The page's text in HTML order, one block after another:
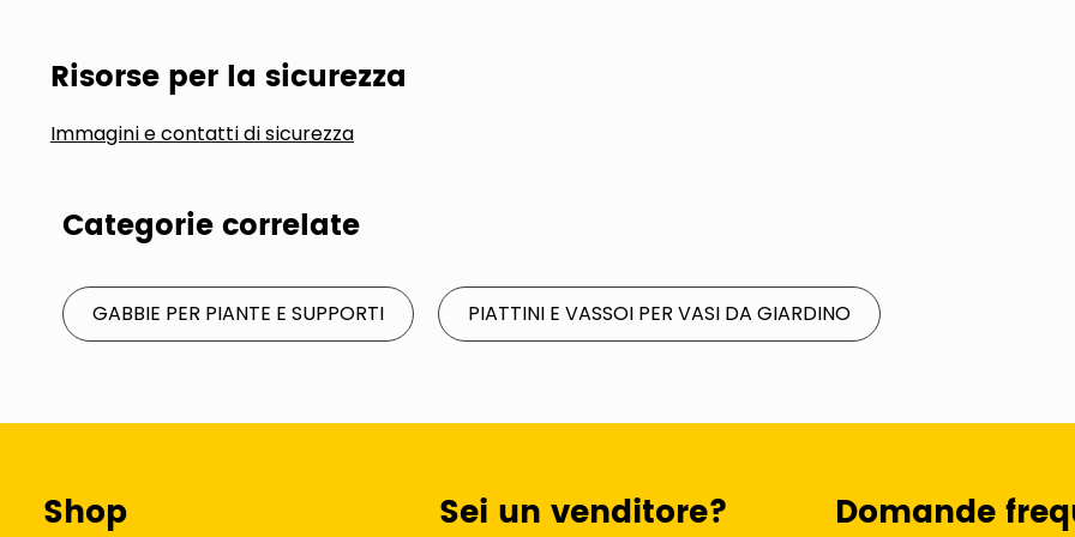
Risorse per la sicurezza
Immagini e contatti di sicurezza
Categorie correlate
GABBIE PER PIANTE E SUPPORTI PIATTINI E VASSOI PER VASI DA GIARDINO
Shop Sei un venditore? Domande